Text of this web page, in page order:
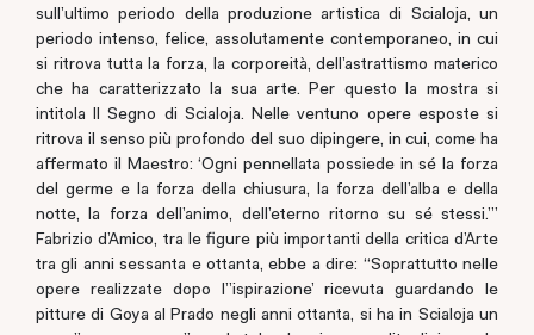
sull’ultimo periodo della produzione artistica di Scialoja, un
periodo intenso, felice, assolutamente contemporaneo, in cui
si ritrova tutta la forza, la corporeità, dell’astrattismo materico
che ha caratterizzato la sua arte. Per questo la mostra si
intitola Il Segno di Scialoja. Nelle ventuno opere esposte si
ritrova il senso più profondo del suo dipingere, in cui, come ha
affermato il Maestro: ‘Ogni pennellata possiede in sé la forza
del germe e la forza della chiusura, la forza dell’alba e della
notte, la forza dell’animo, dell’eterno ritorno su sé stessi.’”
Fabrizio d’Amico, tra le figure più importanti della critica d’Arte
tra gli anni sessanta e ottanta, ebbe a dire: “Soprattutto nelle
opere realizzate dopo l'’ispirazione’ ricevuta guardando le
pitture di Goya al Prado negli anni ottanta, si ha in Scialoja un